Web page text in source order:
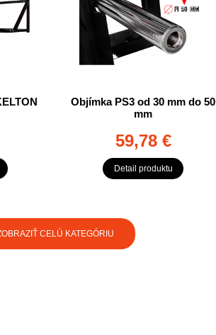
Objímka PS3 od 30 mm do 50
mm
59,78 €
Detail produktu
CELÚ KATEGÓRIU